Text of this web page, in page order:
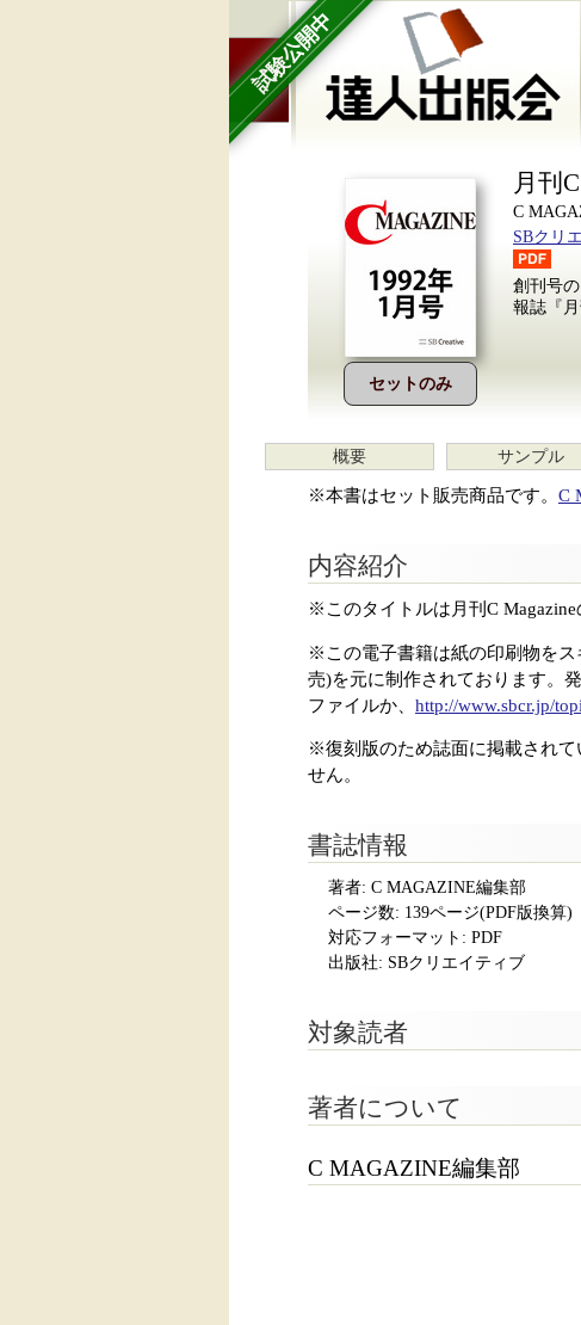
試験公開中
セットのみ
月刊
C
SBクリ
創刊号
報誌『
概要 サンプル
※本書はセット販売商品です。 C
内容紹介
※このタイトルは月刊C Magazine
※この電子書籍は紙の印刷物をス
売)を元に制作されております。
ファイルか、 http://www.sbcr.jp/
※復刻版のため誌面に掲載されて
せん。
書誌情報
著者: C MAGAZINE編集部
ページ数: 139ページ(PDF版換算)
対応フォーマット: PDF
出版社: SBクリエイティブ
対象読者
著者について
C MAGAZINE編集部